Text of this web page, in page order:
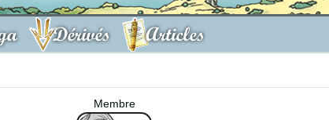
Dérivés Articles
Membre